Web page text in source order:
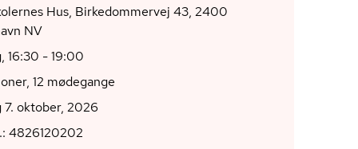
Hus, Birkedommervej 43, 2400
NV
16:30 - 19:00
12 mødegange
7. oktober, 2026
4826120202